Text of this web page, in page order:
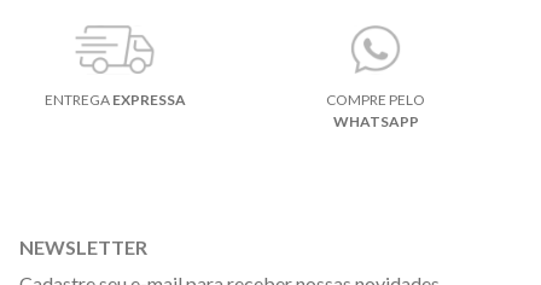
ENTREGA EXPRESSA
COMPRE PELO
WHATSAPP
NEWSLETTER